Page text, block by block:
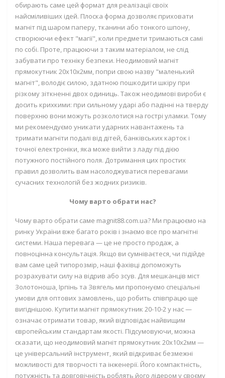
обирають саме цей формат для реалізації своїх
найсміливіших ідей. Плоска форма дозволяє приховати
магніт під шаром паперу, тканини або тонкого шпону,
створюючи ефект "магії", коли предмети тримаються самі
по собі. Проте, працюючи з таким матеріалом, не слід
забувати про техніку безпеки. Неодимовий магніт
прямокутник 20х10х2мм, попри свою назву "маленький
магніт", володіє силою, здатною пошкодити шкіру при
різкому зіткненні двох одиниць. Також неодимові вироби є
досить крихкими: при сильному ударі або падінні на тверду
поверхню вони можуть розколотися на гострі уламки. Тому
ми рекомендуємо уникати ударних навантажень та
тримати магніти подалі від дітей, банківських карток і
точної електроніки, яка може вийти з ладу під дією
потужного постійного поля. Дотримання цих простих
правил дозволить вам насолоджуватися перевагами
сучасних технологій без жодних ризиків.
Чому варто обрати нас?
Чому варто обрати саме magnit88.com.ua? Ми працюємо на
ринку України вже багато років і знаємо все про магнітні
системи. Наша перевага — це не просто продаж, а
повноцінна консультація. Якщо ви сумніваєтеся, чи підійде
вам саме цей типорозмір, наші фахівці допоможуть
розрахувати силу на відрив або зсув. Для мешканців міст
Золотоноша, Ірпінь та Звягель ми пропонуємо спеціальні
умови для оптових замовлень, що робить співпрацю ще
вигіднішою. Купити магніт прямокутник 20-10-2 у нас —
означає отримати товар, який відповідає найвищим
європейським стандартам якості. Підсумовуючи, можна
сказати, що неодимовий магніт прямокутник 20х10х2мм —
це універсальний інструмент, який відкриває безмежні
можливості для творчості та інженерії. Його компактність,
потужність та довговічність роблять його лідером у своєму